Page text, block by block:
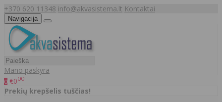
+370 620 11348 info@akvasistema.lt Kontaktai
Navigacija
Mano paskyra
0 €000
Prekių krepšelis tuščias!